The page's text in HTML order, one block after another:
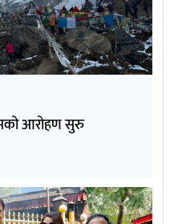
आरोहण सुरु